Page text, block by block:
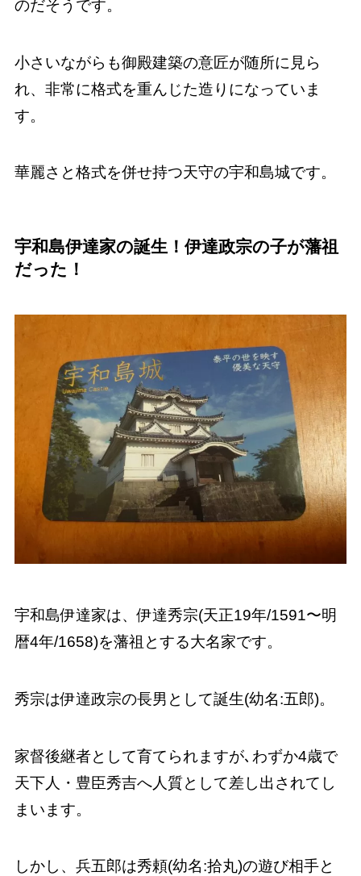
のだそうです。
小さいながらも御殿建築の意匠が随所に見ら
れ、非常に格式を重んじた造りになっていま
す。
華麗さと格式を併せ持つ天守の宇和島城です。
宇和島伊達家の誕生！伊達政宗の子が藩祖
だった！
宇和島伊達家は、伊達秀宗(天正19年/1591〜明
暦4年/1658)を藩祖とする大名家です。
秀宗は伊達政宗の長男として誕生(幼名:五郎)。
家督後継者として育てられますが､わずか4歳で
天下人・豊臣秀吉へ人質として差し出されてし
まいます。
しかし、兵五郎は秀頼(幼名:拾丸)の遊び相手と